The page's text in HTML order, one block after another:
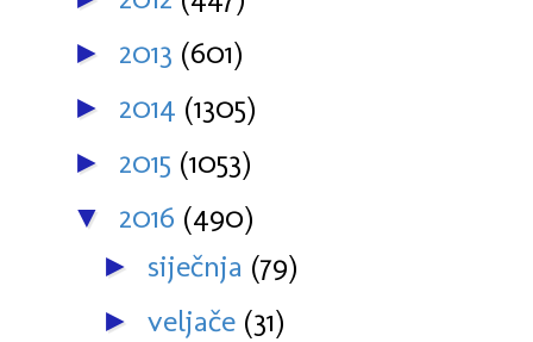
► 2013 (601)
► 2014 (1305)
► 2015 (1053)
▼ 2016 (490)
► siječnja (79)
► veljače (31)